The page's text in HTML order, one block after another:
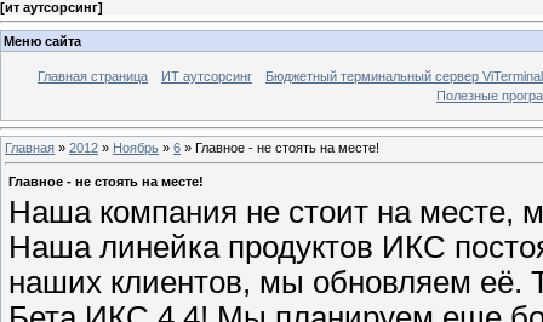
[ит аутсорсинг]
Меню сайта
Главная страница ИТ аутсорсинг
Бюджетный терминальный сервер ViTerminal
Полезные
Главная » 2012 » Ноябрь » 6 » Главное - не стоять на месте!
Главное - не стоять на месте!
Наша компания не стоит на месте,
Наша линейка продуктов ИКС
наших клиентов, мы обновляем её.